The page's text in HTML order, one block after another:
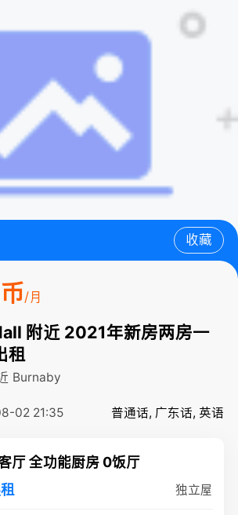
收藏
/月
附近 2021年新房两房一
租
Burnaby
02 21:35 普通话, 广东话, 英语
厅 全功能厨房 0饭厅
独立屋